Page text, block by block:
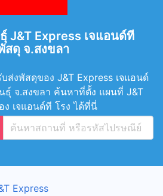
J&T Express เจแอนด์ที
สดุ จ.สงขลา
ส่งพัสดุของ J&T Express เจแอนด์
ธุ์ จ.สงขลา ค้นหาที่ตั้ง แผนที่ J&T
ง เจแอนด์ที โรง ได้ที่นี่
Express